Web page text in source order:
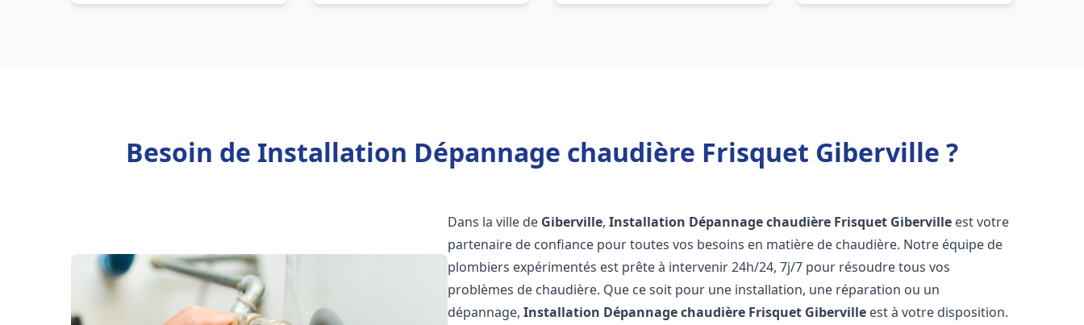
Besoin de Installation Dépannage chaudière Frisquet Giberville ?
Dans la ville de Giberville,Installation Dépannage chaudière Frisquet Giberville est votre
partenaire de confiance pour toutes vos besoins en matière de chaudière. Notre équipe de
plombiers expérimentés est prête à intervenir 24h/24, 7j/7 pour résoudre tous vos
problèmes de chaudière. Que ce soit pour une installation, une réparation ou un
dépannage,Installation Dépannage chaudière Frisquet Giberville est à votre disposition.